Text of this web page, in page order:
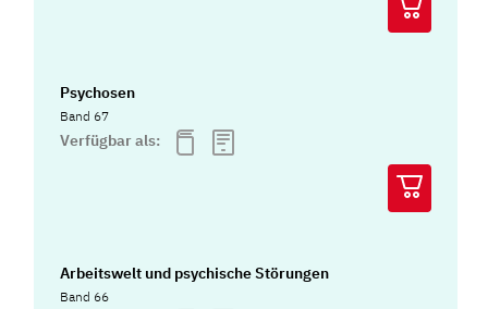
Psychosen
Band 67
Verfügbar als:
Arbeitswelt und psychische Störungen
Band 66